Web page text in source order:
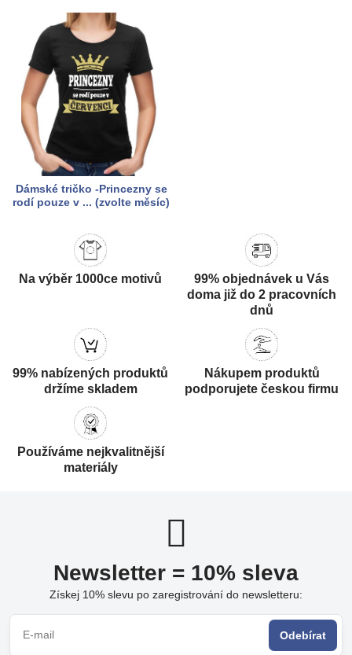
Dámské tričko -Princezny se
rodí pouze v ... (zvolte měsíc)
Na výběr 1000ce motivů
99% objednávek u Vás
doma již do 2 pracovních
dnů
99% nabízených produktů
držíme skladem
Nákupem produktů
podporujete českou firmu
Používáme nejkvalitnější
materiály
Newsletter = 10% sleva
Získej 10% slevu po zaregistrování do newsletteru:
Odebírat